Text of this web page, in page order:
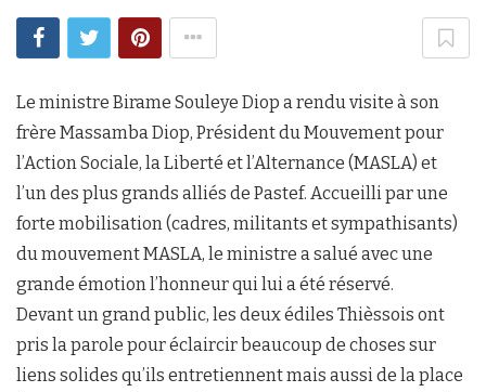
Le ministre Birame Souleye Diop a rendu visite à son
frère Massamba Diop, Président du Mouvement pour
l’Action Sociale, la Liberté et l’Alternance (MASLA) et
l’un des plus grands alliés de Pastef. Accueilli par une
forte mobilisation (cadres, militants et sympathisants)
du mouvement MASLA, le ministre a salué avec une
grande émotion l’honneur qui lui a été réservé.
Devant un grand public, les deux édiles Thièssois ont
pris la parole pour éclaircir beaucoup de choses sur
liens solides qu’ils entretiennent mais aussi de la place